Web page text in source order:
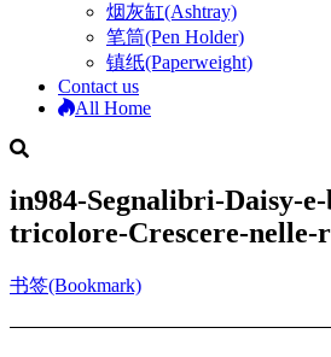
烟灰缸(Ashtray)
笔筒(Pen Holder)
镇纸(Paperweight)
Contact us
All Home
in984-Segnalibri-Daisy-
tricolore-Crescere-nelle-
书签(Bookmark)